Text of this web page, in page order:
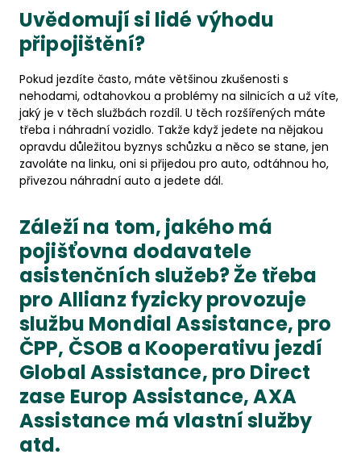
Uvědomují si lidé výhodu
připojištění?
Pokud jezdíte často, máte většinou zkušenosti s
nehodami, odtahovkou a problémy na silnicích a už víte,
jaký je v těch službách rozdíl. U těch rozšířených máte
třeba i náhradní vozidlo. Takže když jedete na nějakou
opravdu důležitou byznys schůzku a něco se stane, jen
zavoláte na linku, oni si přijedou pro auto, odtáhnou ho,
přivezou náhradní auto a jedete dál.
Záleží na tom, jakého má
pojišťovna dodavatele
asistenčních služeb? Že třeba
pro Allianz fyzicky provozuje
službu Mondial Assistance, pro
ČPP, ČSOB a Kooperativu jezdí
Global Assistance, pro Direct
zase Europ Assistance, AXA
Assistance má vlastní služby
atd.